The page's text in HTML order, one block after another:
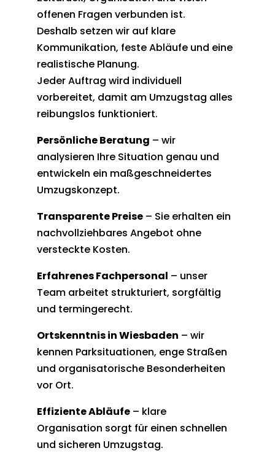
offenen Fragen verbunden ist.
Deshalb setzen wir auf klare
Kommunikation, feste Abläufe und eine
realistische Planung.
Jeder Auftrag wird individuell
vorbereitet, damit am Umzugstag alles
reibungslos funktioniert.
Persönliche Beratung – wir
analysieren Ihre Situation genau und
entwickeln ein maßgeschneidertes
Umzugskonzept.
Transparente Preise– Sie erhalten ein
nachvollziehbares Angebot ohne
versteckte Kosten.
Erfahrenes Fachpersonal – unser
Team arbeitet strukturiert, sorgfältig
und termingerecht.
Ortskenntnis in Wiesbaden – wir
kennen Parksituationen, enge Straßen
und organisatorische Besonderheiten
vor Ort.
Effiziente Abläufe– klare
Organisation sorgt für einen schnellen
und sicheren Umzugstag.